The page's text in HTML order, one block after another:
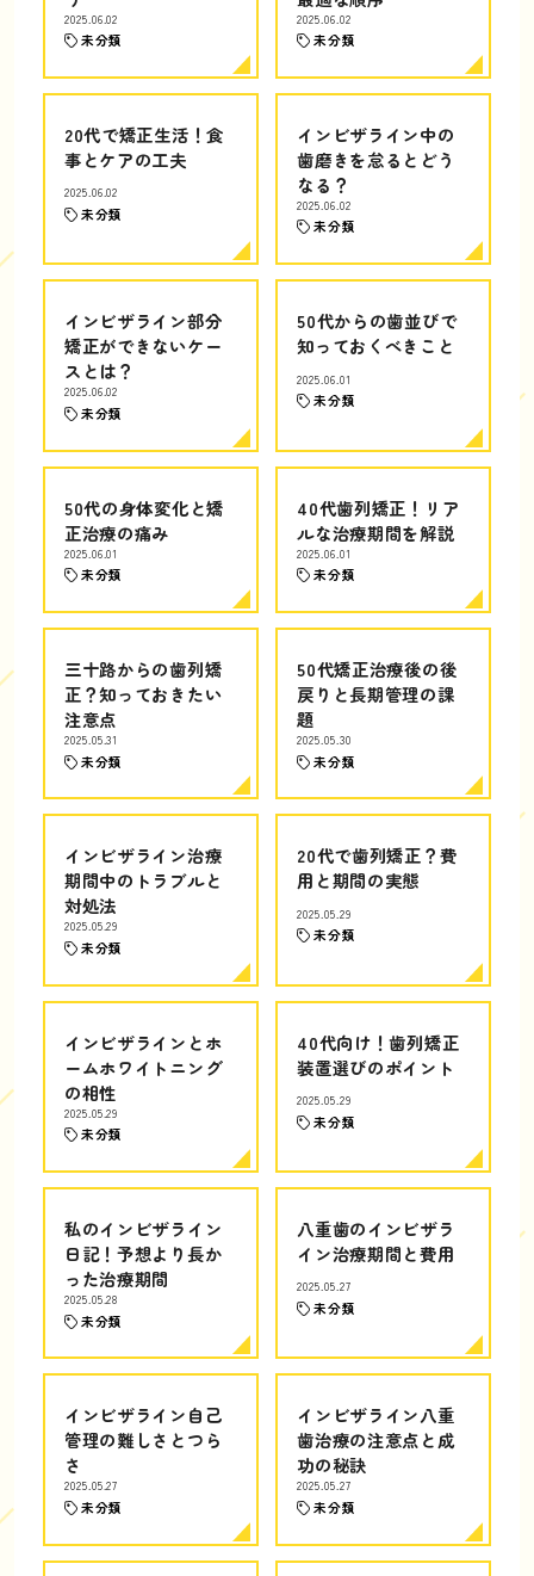
2025.06.02
未分類
2025.06.02
未分類
20代で矯正生活！食
事とケアの工夫
2025.06.02
未分類
インビザライン中の
歯磨きを怠るとどう
なる？
2025.06.02
未分類
インビザライン部分
矯正ができないケー
スとは？
2025.06.02
未分類
50代からの歯並びで
知っておくべきこと
2025.06.01
未分類
50代の身体変化と矯
正治療の痛み
2025.06.01
未分類
40代歯列矯正！リア
ルな治療期間を解説
2025.06.01
未分類
三十路からの歯列矯
正？知っておきたい
注意点
2025.05.31
未分類
50代矯正治療後の後
戻りと長期管理の課
題
2025.05.30
未分類
インビザライン治療
期間中のトラブルと
対処法
2025.05.29
未分類
20代で歯列矯正？費
用と期間の実態
2025.05.29
未分類
インビザラインとホ
ームホワイトニング
の相性
2025.05.29
未分類
40代向け！歯列矯正
装置選びのポイント
2025.05.29
未分類
私のインビザライン
日記！予想より長か
った治療期間
2025.05.28
未分類
八重歯のインビザラ
イン治療期間と費用
2025.05.27
未分類
インビザライン自己
管理の難しさとつら
さ
2025.05.27
未分類
インビザライン八重
歯治療の注意点と成
功の秘訣
2025.05.27
未分類